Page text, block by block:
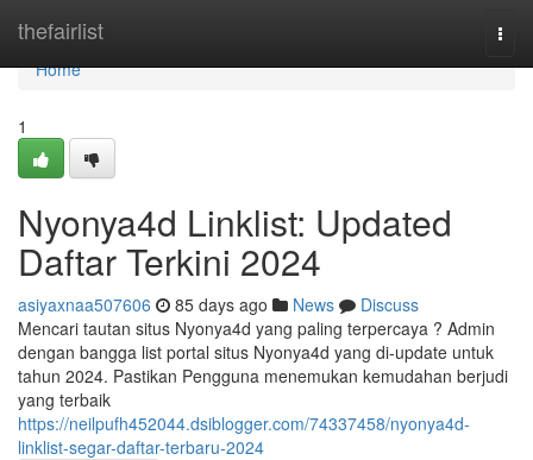
thefairlist
Home
Home
1
Nyonya4d Linklist: Updated
Daftar Terkini 2024
asiyaxnaa507606 85 days ago News
Discuss
Mencari tautan situs Nyonya4d yang paling terpercaya ? Admin
dengan bangga list portal situs Nyonya4d yang di-update untuk
tahun 2024. Pastikan Pengguna menemukan kemudahan berjudi
yang terbaik
https://neilpufh452044.dsiblogger.com/74337458/nyonya4d-
linklist-segar-daftar-terbaru-2024